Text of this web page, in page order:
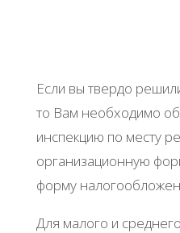
Если вы твердо
то Вам необходимо
инспекцию по месту
организационную
форму
Для малого и